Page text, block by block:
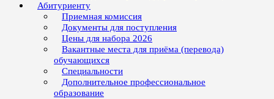
Абитуриенту
Приемная комиссия
Документы для поступления
Цены для набора 2026
Вакантные места для приёма (перевода)
обучающихся
Специальности
Дополнительное профессиональное
образование